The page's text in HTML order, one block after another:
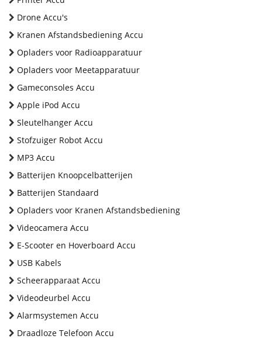
Drone Accu's
Kranen Afstandsbediening Accu
Opladers voor Radioapparatuur
Opladers voor Meetapparatuur
Gameconsoles Accu
Apple iPod Accu
Sleutelhanger Accu
Stofzuiger Robot Accu
MP3 Accu
Batterijen Knoopcelbatterijen
Batterijen Standaard
Opladers voor Kranen Afstandsbediening
Videocamera Accu
E-Scooter en Hoverboard Accu
USB Kabels
Scheerapparaat Accu
Videodeurbel Accu
Alarmsystemen Accu
Draadloze Telefoon Accu